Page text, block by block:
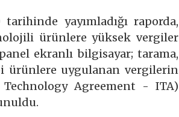
yayımladığı raporda,
ürünlere yüksek vergiler
ekranlı bilgisayar; tarama,
ürünlere uygulanan vergilerin
Agreement - ITA)